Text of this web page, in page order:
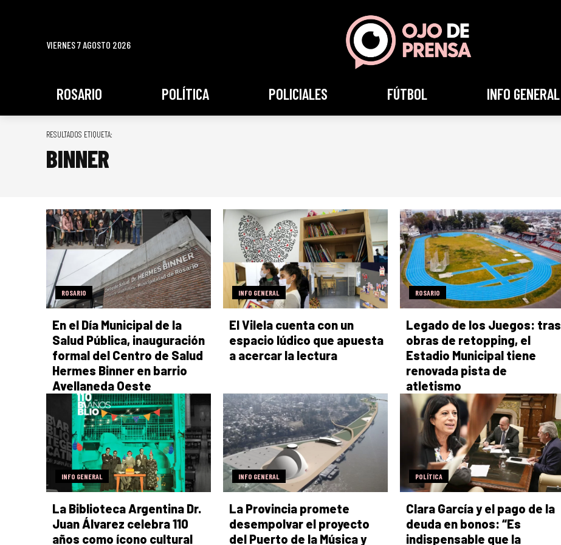
VIERNES 7 AGOSTO 2026
ROSARIO POLÍTICA POLICIALES FÚTBOL INFO GENERAL
RESULTADOS ETIQUETA:
BINNER
ROSARIO
En el Día Municipal de la
Salud Pública, inauguración
formal del Centro de Salud
Hermes Binner en barrio
Avellaneda Oeste
INFO GENERAL
El Vilela cuenta con un
espacio lúdico que apuesta
a acercar la lectura
ROSARIO
Legado de los Juegos: tras
obras de retopping, el
Estadio Municipal tiene
renovada pista de
atletismo
INFO GENERAL
La Biblioteca Argentina Dr.
Juan Álvarez celebra 110
años como ícono cultural
INFO GENERAL
La Provincia promete
desempolvar el proyecto
del Puerto de la Música y
POLÍTICA
Clara García y el pago de la
deuda en bonos: “Es
indispensable que la